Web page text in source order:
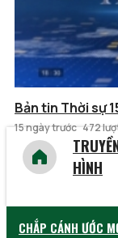
Bản tin Thời sự
15 ngày trước 472
HÌNH
CHẮP CÁNH ƯỚC